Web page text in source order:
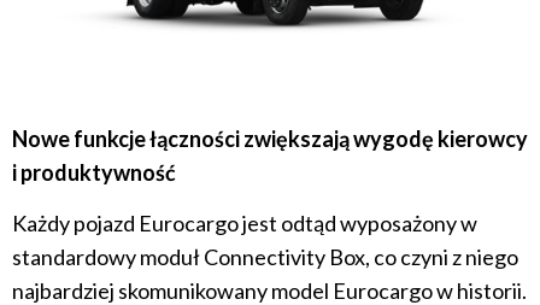
Nowe funkcje łączności zwiększają wygodę kierowcy
i produktywność
Każdy pojazd Eurocargo jest odtąd wyposażony w
standardowy moduł Connectivity Box, co czyni z niego
najbardziej skomunikowany model Eurocargo w historii.